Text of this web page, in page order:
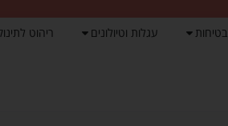
בטיחות עגלות וטיולונים ריהוט